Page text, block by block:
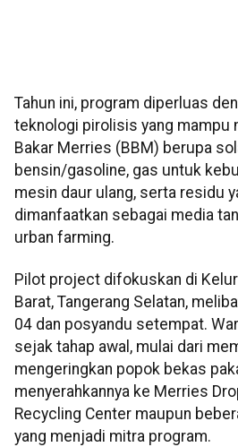
Tahun ini, program diperluas
teknologi pirolisis yang mampu
Bakar Merries (BBM) berupa
bensin/gasoline, gas untuk
mesin daur ulang, serta residu
dimanfaatkan sebagai media
urban farming.
Pilot project difokuskan di
Barat, Tangerang Selatan,
04 dan posyandu setempat.
sejak tahap awal, mulai dari
mengeringkan popok bekas
menyerahkannya ke Merries
Recycling Center maupun
yang menjadi mitra program.